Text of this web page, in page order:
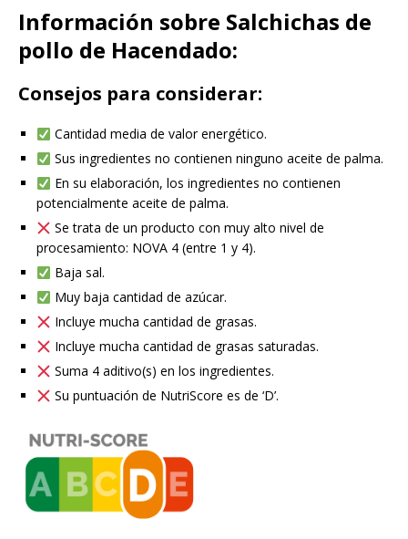
Información sobre Salchichas de
pollo de Hacendado:
Consejos para considerar:
Cantidad media de valor energético.
Sus ingredientes no contienen ninguno aceite de palma.
En su elaboración, los ingredientes no contienen
potencialmente aceite de palma.
Se trata de un producto con muy alto nivel de
procesamiento: NOVA 4 (entre 1 y 4).
Baja sal.
Muy baja cantidad de azúcar.
Incluye mucha cantidad de grasas.
Incluye mucha cantidad de grasas saturadas.
Suma 4 aditivo(s) en los ingredientes.
Su puntuación de NutriScore es de ‘D’.